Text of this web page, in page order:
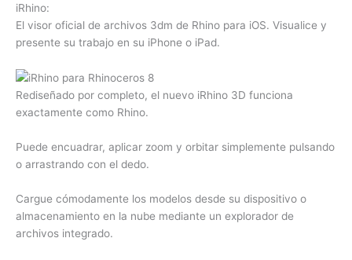
iRhino:
El visor oficial de archivos 3dm de Rhino para iOS. Visualice y
presente su trabajo en su iPhone o iPad.
Rediseñado por completo, el nuevo iRhino 3D funciona
exactamente como Rhino.
Puede encuadrar, aplicar zoom y orbitar simplemente pulsando
o arrastrando con el dedo.
Cargue cómodamente los modelos desde su dispositivo o
almacenamiento en la nube mediante un explorador de
archivos integrado.